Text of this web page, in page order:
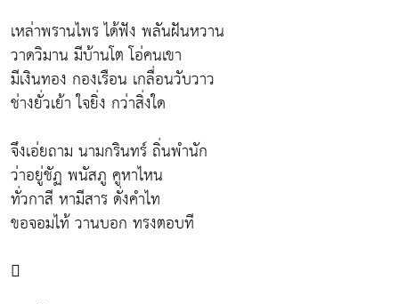
เหล่าพรานไพร ได้ฟัง พลันฝันหวาน
วาดวิมาน มีบ้านโต โอ่คนเขา
มีเงินทอง กองเรือน เกลื่อนวับวาว
ช่างยั่วเย้า ใจยิ่ง กว่าสิ่งใด
จึงเอ่ยถาม นามกรินทร์ ถิ่นพำนัก
ว่าอยู่ชัฏ พนัสภู คูหาไหน
ทั่วกาสี หามีสาร ดั่งคำไท
ขอจอมไท้ วานบอก ทรงตอบที
